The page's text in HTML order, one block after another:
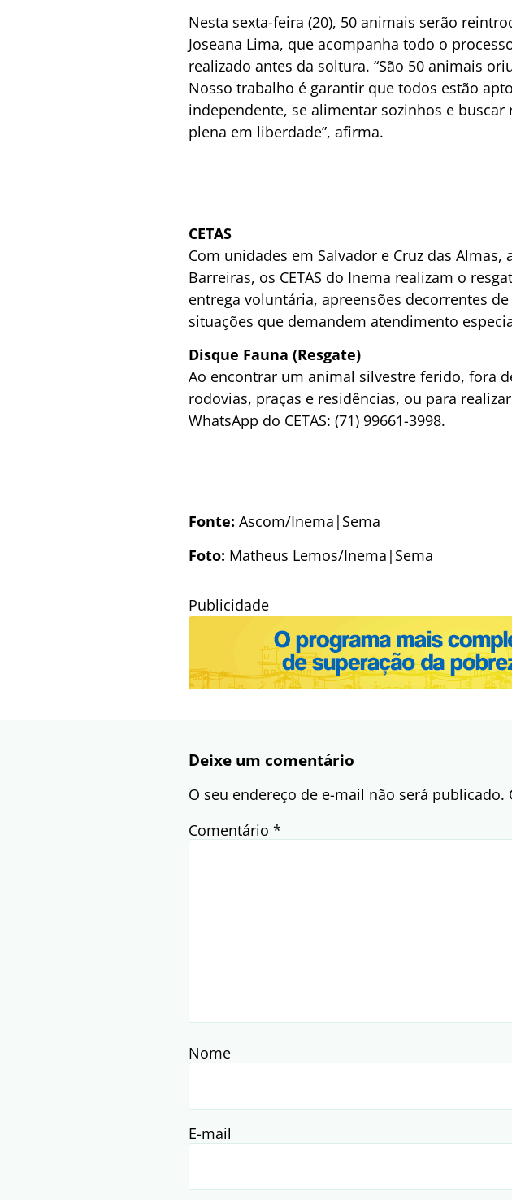
Nesta sexta-feira (20), 50 animais serão
Joseana Lima, que acompanha todo o
realizado antes da soltura. “São 50 animais
Nosso trabalho é garantir que todos estão
independente, se alimentar sozinhos e
plena em liberdade”, afirma.
CETAS
Com unidades em Salvador e Cruz das
Barreiras, os CETAS do Inema realizam o
entrega voluntária, apreensões decorrentes
situações que demandem atendimento
Disque Fauna (Resgate)
Ao encontrar um animal silvestre ferido, fora
rodovias, praças e residências, ou para
WhatsApp do CETAS: (71) 99661-3998.
Fonte: Ascom/Inema|Sema
Foto: Matheus Lemos/Inema|Sema
Publicidade
Deixe um comentário
O seu endereço de e-mail não será publicado.
Comentário *
Nome
E-mail